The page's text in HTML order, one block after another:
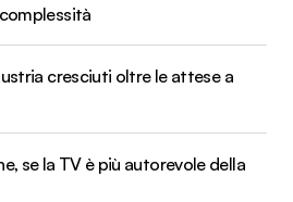
cresciuti oltre le attese a
se la TV è più autorevole della